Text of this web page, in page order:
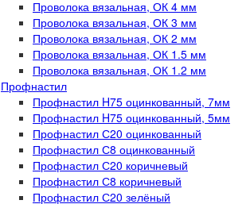
Проволока вязальная, ОК 4 мм
Проволока вязальная, ОК 3 мм
Проволока вязальная, ОК 2 мм
Проволока вязальная, ОК 1.5 мм
Проволока вязальная, ОК 1.2 мм
Профнастил
Профнастил H75 оцинкованный, 7мм
Профнастил H75 оцинкованный, 5мм
Профнастил С20 оцинкованный
Профнастил С8 оцинкованный
Профнастил С20 коричневый
Профнастил С8 коричневый
Профнастил С20 зелёный